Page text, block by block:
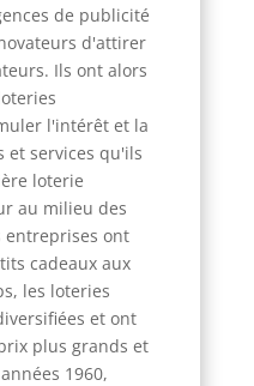
de publicité
d'attirer
Ils ont alors
l'intérêt et la
services qu'ils
loterie
au milieu des
entreprises ont
cadeaux aux
les loteries
et ont
plus grands et
1960,